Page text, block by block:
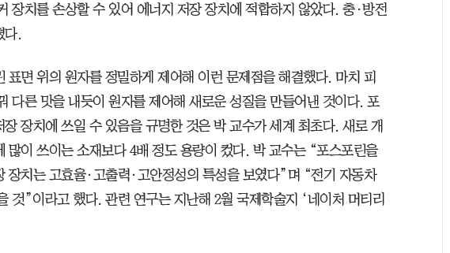
장치를 손상할 수 있어 에너지 저장 장치에 적합하지 않았다. 충·방전
다.
표면 위의 원자를 정밀하게 제어해 이런 문제점을 해결했다. 마치 피
다른 맛을 내듯이 원자를 제어해 새로운 성질을 만들어낸 것이다. 포
장 장치에 쓰일 수 있음을 규명한 것은 박 교수가 세계 최초다. 새로 개
많이 쓰이는 소재보다 4배 정도 용량이 컸다. 박 교수는 “포스포린을
장치는 고효율·고출력·고안정성의 특성을 보였다”며 “전기 자동차
것”이라고 했다. 관련 연구는 지난해 2월 국제학술지 ‘네이처 머티리